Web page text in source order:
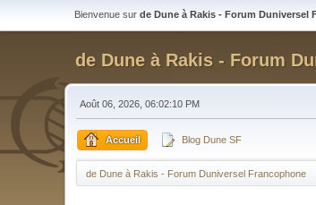
Bienvenue sur de Dune à Rakis - Forum Duniversel
de Dune à Rakis - Forum
Août 06, 2026, 06:02:10 PM
Accueil Blog Dune SF
de Dune à Rakis - Forum Duniversel Francophone